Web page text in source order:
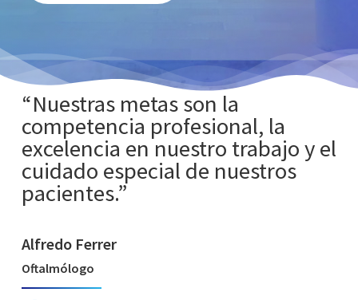
“Nuestras metas son la
competencia profesional, la
excelencia en nuestro trabajo y el
cuidado especial de nuestros
pacientes.”
Alfredo Ferrer
Oftalmólogo